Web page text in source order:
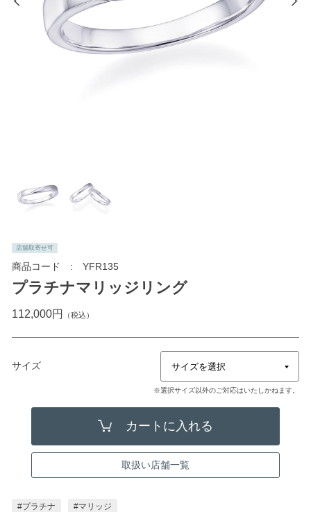
店舗取寄せ可
商品コード YFR135
プラチナマリッジリング
112,000円 （税込）
サイズ
※選択サイズ以外のご対応はいたしかねます。
取扱い店舗一覧
#プラチナ #マリッジ